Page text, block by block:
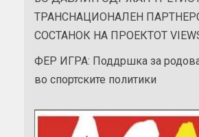
ТРАНСНАЦИОНАЛЕН
СОСТАНОК НА ПРОЕКТОТ
ФЕР ИГРА: Поддршка за
во спортските политики